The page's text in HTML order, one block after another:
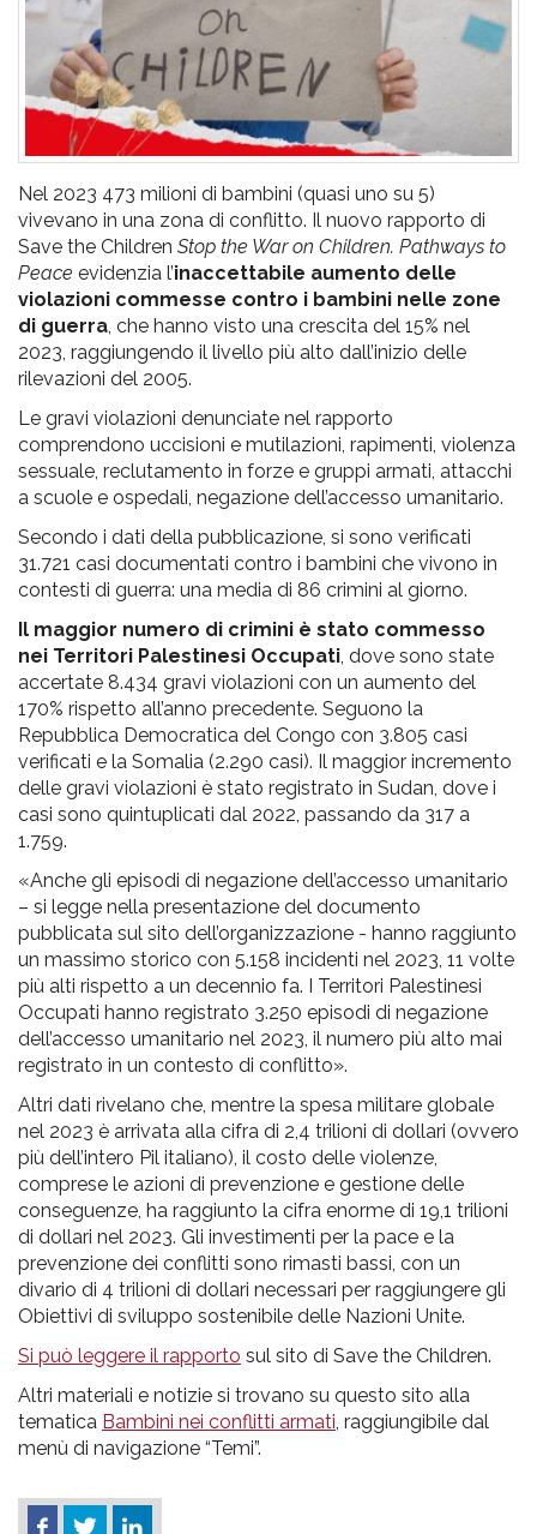
l'adolescenza
Nel 2023 473 milioni di bambini (quasi uno su 5)
vivevano in una zona di conflitto. Il nuovo rapporto di
Save the Children Stop the War on Children. Pathways to
Peace evidenzia l’inaccettabile aumento delle
violazioni commesse contro i bambini nelle zone
di guerra , che hanno visto una crescita del 15% nel
2023, raggiungendo il livello più alto dall’inizio delle
rilevazioni del 2005.
Le gravi violazioni denunciate nel rapporto
comprendono uccisioni e mutilazioni, rapimenti, violenza
sessuale, reclutamento in forze e gruppi armati, attacchi
a scuole e ospedali, negazione dell’accesso umanitario.
Secondo i dati della pubblicazione, si sono verificati
31.721 casi documentati contro i bambini che vivono in
contesti di guerra: una media di 86 crimini al giorno.
Il maggior numero di crimini è stato commesso
nei Territori Palestinesi Occupati , dove sono state
accertate 8.434 gravi violazioni con un aumento del
170% rispetto all’anno precedente. Seguono la
Repubblica Democratica del Congo con 3.805 casi
verificati e la Somalia (2.290 casi). Il maggior incremento
delle gravi violazioni è stato registrato in Sudan, dove i
casi sono quintuplicati dal 2022, passando da 317 a
1.759.
«Anche gli episodi di negazione dell’accesso umanitario
– si legge nella presentazione del documento
pubblicata sul sito dell’organizzazione - hanno raggiunto
un massimo storico con 5.158 incidenti nel 2023, 11 volte
più alti rispetto a un decennio fa. I Territori Palestinesi
Occupati hanno registrato 3.250 episodi di negazione
dell’accesso umanitario nel 2023, il numero più alto mai
registrato in un contesto di conflitto».
Altri dati rivelano che, mentre la spesa militare globale
nel 2023 è arrivata alla cifra di 2,4 trilioni di dollari (ovvero
più dell’intero Pil italiano), il costo delle violenze,
comprese le azioni di prevenzione e gestione delle
conseguenze, ha raggiunto la cifra enorme di 19,1 trilioni
di dollari nel 2023. Gli investimenti per la pace e la
prevenzione dei conflitti sono rimasti bassi, con un
divario di 4 trilioni di dollari necessari per raggiungere gli
Obiettivi di sviluppo sostenibile delle Nazioni Unite.
Si può leggere il rapporto sul sito di Save the Children.
Altri materiali e notizie si trovano su questo sito alla
tematica Bambini nei conflitti armati , raggiungibile dal
menù di navigazione “Temi”.